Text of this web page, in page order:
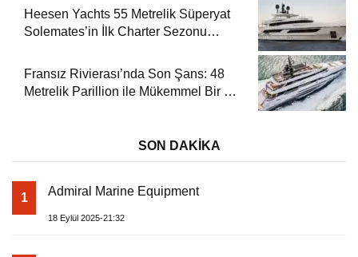
Heesen Yachts 55 Metrelik Süperyat
Solemates’in İlk Charter Sezonu
Fransız Rivierası’nda Son Şans: 48
Metrelik Parillion ile Mükemmel Bir Yat
SON DAKİKA
1 Admiral Marine Equipment
18 Eylül 2025-21:32